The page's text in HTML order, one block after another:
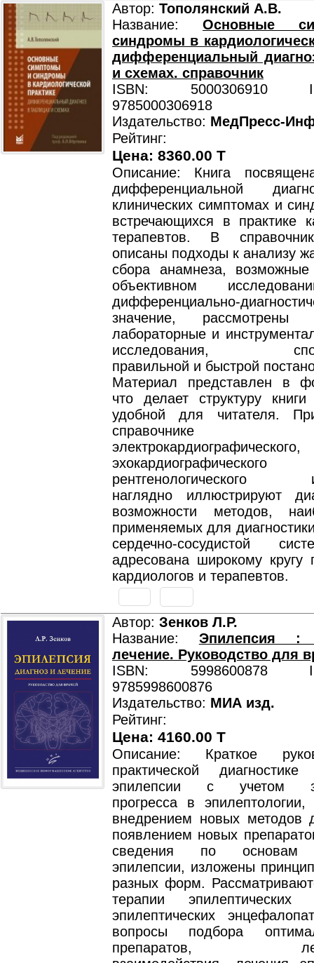
Автор: Тополянский А.В.
Название: Основные
синдромы в
дифференциальный
и схемах. справочник
ISBN: 5000306910
9785000306918
Издательство: МедПресс-
Рейтинг:
Цена: 8360.00 T
Описание: Книга
дифференциальной
клинических симптомах и
встречающихся в практике
терапевтов. В
описаны подходы к анализу
сбора анамнеза,
объективном
дифференциально-
значение, рассмотрены
лабораторные и
исследования,
правильной и быстрой
Материал представлен в
что делает структуру
удобной для читателя.
справочнике
электрокардиографического,
рентгенологического
наглядно иллюстрируют
возможности методов,
применяемых для
сердечно-сосудистой
адресована широкому кругу
кардиологов и терапевтов.
Автор: Зенков Л.Р.
Название: Эпилепсия :
лечение. Руководство для
ISBN: 5998600878
9785998600876
Издательство: МИА изд.
Рейтинг:
Цена: 4160.00 T
Описание: Краткое
практической
эпилепсии с учетом
прогресса в эпилептологии,
внедрением новых методов
появлением новых
сведения по основам
эпилепсии, изложены
разных форм.
терапии
эпилептических
вопросы подбора
препаратов,